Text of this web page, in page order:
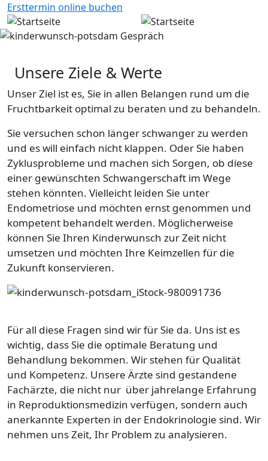
Direkt zum Inhalt
Ersttermin online buchen
Bild
Unsere Ziele & Werte
Unser Ziel ist es, Sie in allen Belangen rund um die
Fruchtbarkeit optimal zu beraten und zu behandeln.
Sie versuchen schon länger schwanger zu werden
und es will einfach nicht klappen. Oder Sie haben
Zyklusprobleme und machen sich Sorgen, ob diese
einer gewünschten Schwangerschaft im Wege
stehen könnten. Vielleicht leiden Sie unter
Endometriose und möchten ernst genommen und
kompetent behandelt werden. Möglicherweise
können Sie Ihren Kinderwunsch zur Zeit nicht
umsetzen und möchten Ihre Keimzellen für die
Zukunft konservieren.
Bild
Für all diese Fragen sind wir für Sie da. Uns ist es
wichtig, dass Sie die optimale Beratung und
Behandlung bekommen. Wir stehen für Qualität
und Kompetenz. Unsere Ärzte sind gestandene
Fachärzte, die nicht nur über jahrelange Erfahrung
in Reproduktionsmedizin verfügen, sondern auch
anerkannte Experten in der Endokrinologie sind. Wir
nehmen uns Zeit, Ihr Problem zu analysieren.